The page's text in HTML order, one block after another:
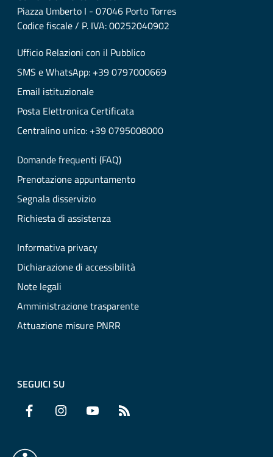
Piazza Umberto I - 07046 Porto Torres
Codice fiscale / P. IVA: 00252040902
Ufficio Relazioni con il Pubblico
SMS e WhatsApp: +39 0797000669
Email istituzionale
Posta Elettronica Certificata
Centralino unico: +39 0795008000
Domande frequenti (FAQ)
Prenotazione appuntamento
Segnala disservizio
Richiesta di assistenza
Informativa privacy
Dichiarazione di accessibilità
Note legali
Amministrazione trasparente
Attuazione misure PNRR
SEGUICI SU
Facebook Instagram YouTube